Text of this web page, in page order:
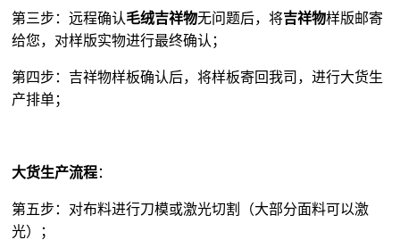
第三步：远程确认毛绒吉祥物无问题后，将吉祥物样版邮寄
给您，对样版实物进行最终确认；
第四步：吉祥物样板确认后，将样板寄回我司，进行大货生
产排单；
大货生产流程：
第五步：对布料进行刀模或激光切割（大部分面料可以激
光）；